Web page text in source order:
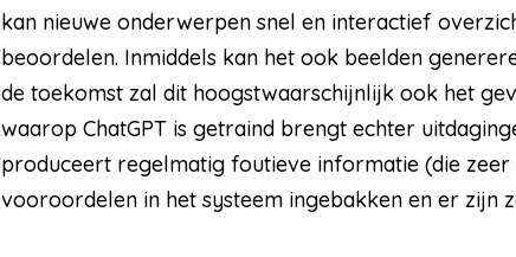
kan nieuwe onderwerpen snel en interactief
beoordelen. Inmiddels kan het ook beelden
de toekomst zal dit hoogstwaarschijnlijk ook het
waarop ChatGPT is getraind brengt echter
produceert regelmatig foutieve informatie (die
vooroordelen in het systeem ingebakken en er zijn